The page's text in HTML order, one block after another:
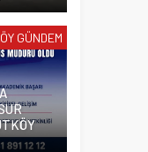
GÜNDEM